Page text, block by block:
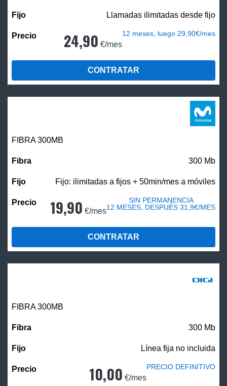
Llamadas ilimitadas desde fijo
24,90 €/mes
12 meses, luego 29,90€/mes
CONTRATAR
FIBRA 300MB
300 Mb
Fijo: ilimitadas a fijos + 50min/mes a móviles
19,90 €/mes
SIN PERMANENCIA
12 MESES, DESPUÉS 31,9€/MES
CONTRATAR
FIBRA 300MB
300 Mb
Línea fija no incluida
10,00 €/mes
PRECIO DEFINITIVO